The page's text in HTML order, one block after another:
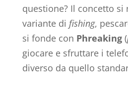
questione? Il concetto si
variante di fishing,
si fonde con Phreaking(
giocare e sfruttare i
diverso da quello